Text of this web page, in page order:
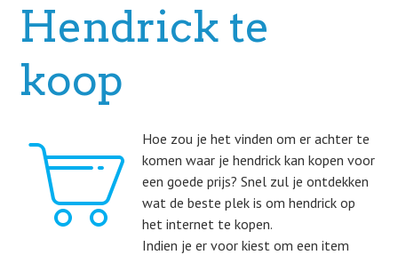
Hendrick te
koop
Hoe zou je het vinden om er achter te
komen waar je hendrick kan kopen voor
een goede prijs? Snel zul je ontdekken
wat de beste plek is om hendrick op
het internet te kopen.
Indien je er voor kiest om een item